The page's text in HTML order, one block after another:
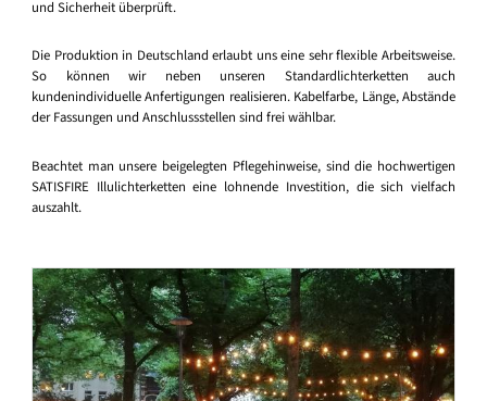
und Sicherheit überprüft.
Die Produktion in Deutschland erlaubt uns eine sehr flexible Arbeitsweise.
So können wir neben unseren Standardlichterketten auch
kundenindividuelle Anfertigungen realisieren. Kabelfarbe, Länge, Abstände
der Fassungen und Anschlussstellen sind frei wählbar.
Beachtet man unsere beigelegten Pflegehinweise, sind die hochwertigen
SATISFIRE Illulichterketten eine lohnende Investition, die sich vielfach
auszahlt.